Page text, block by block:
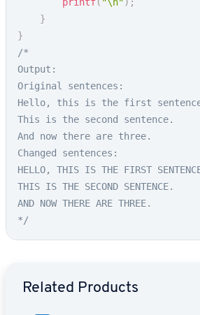
}
}
/*
Output:
Original sentences:
Hello, this is the first
This is the second sentence.
And now there are three.
Changed sentences:
HELLO, THIS IS THE FIRST
THIS IS THE SECOND SENTENCE.
AND NOW THERE ARE THREE.
*/
Related Products